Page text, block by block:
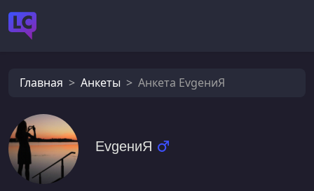
Главная Анкеты Анкета EvgениЯ
EvgениЯ